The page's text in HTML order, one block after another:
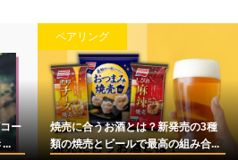
ー
...
ペアリング
焼売に合うお酒とは？新発売の3種
類の焼売とビールで最高の組み合...